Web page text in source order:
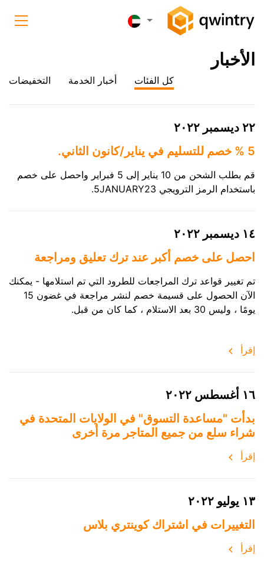
الأخبار
كل الفئات أخبار الخدمة التخفيضات
٢٢ ديسمبر ٢٠٢٢
5 % خصم للتسليم في يناير/كانون الثاني.
قم بطلب الشحن من 10 يناير إلى 5 فبراير واحصل على خصم
باستخدام الرمز الترويجي 5JANUARY23.
١٤ ديسمبر ٢٠٢٢
احصل على خصم أكبر عند ترك تعليق ومراجعة
تم تغيير قواعد ترك المراجعات للطرود التي تم استلامها - يمكنك
الآن الحصول على قسيمة خصم لنشر مراجعة في غضون 15
يومًا ، وليس 30 بعد الاستلام ، كما كان من قبل.
إقرأ
١٦ أغسطس ٢٠٢٢
بدأت "مساعدة التسوق" في الولايات المتحدة في
شراء سلع من جميع المتاجر مرة أخرى
إقرأ
١٣ يوليو ٢٠٢٢
التغييرات في اشتراك كوينتري بلاس
إقرأ